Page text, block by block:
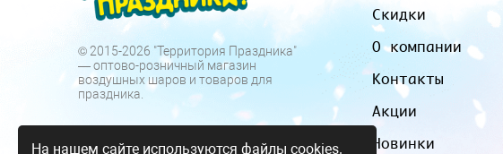
© 2015-2026 "Территория Праздника"
— оптово-розничный магазин
воздушных шаров и товаров для
праздника.
Скидки
О компании
Контакты
Акции
Новинки
На нашем сайте используются файлы cookies.